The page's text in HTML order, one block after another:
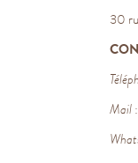
30
Mail: